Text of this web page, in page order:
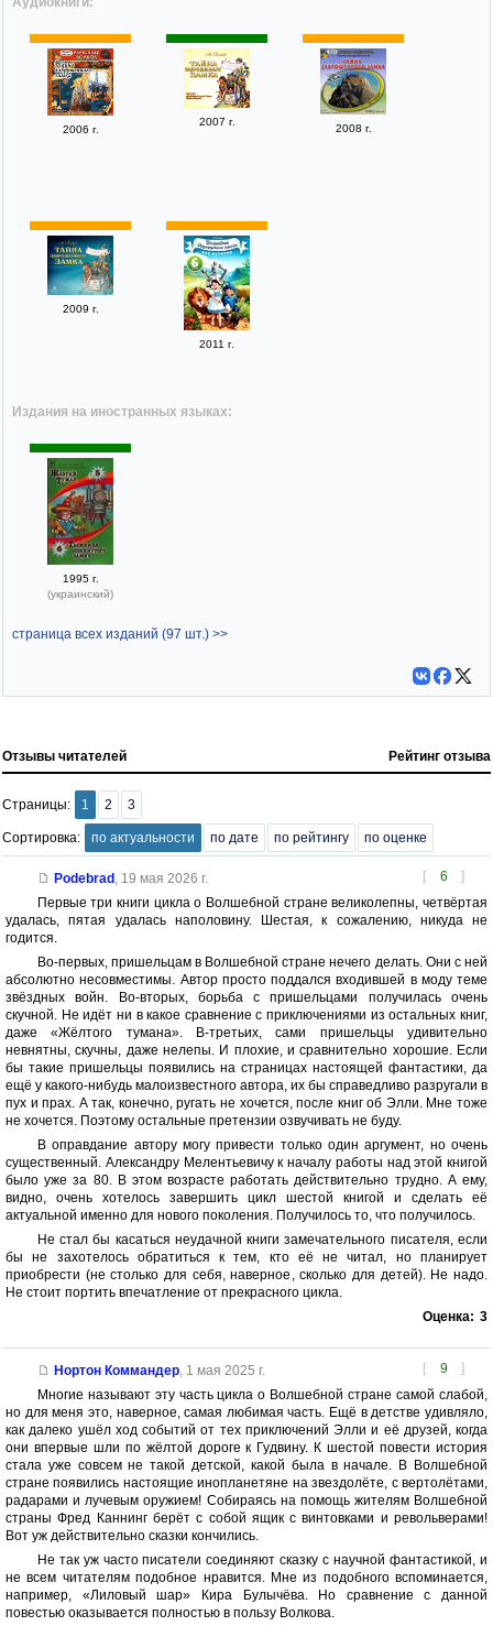
2006 г.
2007 г.
2008 г.
2009 г.
2011 г.
Издания на иностранных языках:
1995 г.
(украинский)
страница всех изданий (97 шт.) >>
Отзывы читателей Рейтинг отзыва
Страницы: 1 2 3
Сортировка: по актуальности по дате по рейтингу по оценке
[ 6 ]
Podebrad , 19 мая 2026 г.
Первые три книги цикла о Волшебной стране великолепны, четвёртая
удалась, пятая удалась наполовину. Шестая, к сожалению, никуда не
годится.
Во-первых, пришельцам в Волшебной стране нечего делать. Они с ней
абсолютно несовместимы. Автор просто поддался входившей в моду теме
звёздных войн. Во-вторых, борьба с пришельцами получилась очень
скучной. Не идёт ни в какое сравнение с приключениями из остальных книг,
даже «Жёлтого тумана». В-третьих, сами пришельцы удивительно
невнятны, скучны, даже нелепы. И плохие, и сравнительно хорошие. Если
бы такие пришельцы появились на страницах настоящей фантастики, да
ещё у какого-нибудь малоизвестного автора, их бы справедливо разругали в
пух и прах. А так, конечно, ругать не хочется, после книг об Элли. Мне тоже
не хочется. Поэтому остальные претензии озвучивать не буду.
В оправдание автору могу привести только один аргумент, но очень
существенный. Александру Мелентьевичу к началу работы над этой книгой
было уже за 80. В этом возрасте работать действительно трудно. А ему,
видно, очень хотелось завершить цикл шестой книгой и сделать её
актуальной именно для нового поколения. Получилось то, что получилось.
Не стал бы касаться неудачной книги замечательного писателя, если
бы не захотелось обратиться к тем, кто её не читал, но планирует
приобрести (не столько для себя, наверное, сколько для детей). Не надо.
Не стоит портить впечатление от прекрасного цикла.
Оценка: 3
[ 9 ]
Нортон Коммандер, 1 мая 2025 г.
Многие называют эту часть цикла о Волшебной стране самой слабой,
но для меня это, наверное, самая любимая часть. Ещё в детстве удивляло,
как далеко ушёл ход событий от тех приключений Элли и её друзей, когда
они впервые шли по жёлтой дороге к Гудвину. К шестой повести история
стала уже совсем не такой детской, какой была в начале. В Волшебной
стране появились настоящие инопланетяне на звездолёте, с вертолётами,
радарами и лучевым оружием! Собираясь на помощь жителям Волшебной
страны Фред Каннинг берёт с собой ящик с винтовками и револьверами!
Вот уж действительно сказки кончились.
Не так уж часто писатели соединяют сказку с научной фантастикой, и
не всем читателям подобное нравится. Мне из подобного вспоминается,
например, «Лиловый шар» Кира Булычёва. Но сравнение с данной
повестью оказывается полностью в пользу Волкова.